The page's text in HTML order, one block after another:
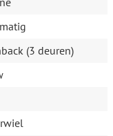
(3 deuren)